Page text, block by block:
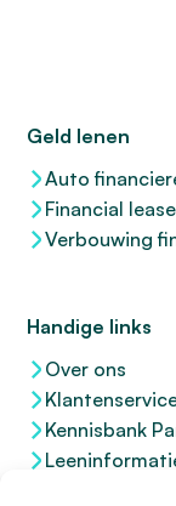
Geld lenen
Auto
Financial lease
Verbouwing
Handige links
Over ons
Kennisbank